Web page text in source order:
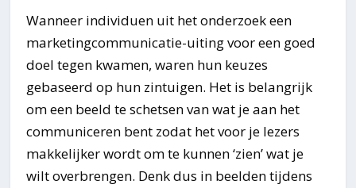
Wanneer individuen uit het onderzoek een
marketingcommunicatie-uiting voor een goed
doel tegen kwamen, waren hun keuzes
gebaseerd op hun zintuigen. Het is belangrijk
om een beeld te schetsen van wat je aan het
communiceren bent zodat het voor je lezers
makkelijker wordt om te kunnen ‘zien’ wat je
wilt overbrengen. Denk dus in beelden tijdens